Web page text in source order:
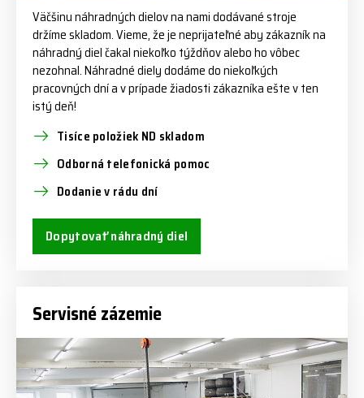
Väčšinu náhradných dielov na nami dodávané stroje
držíme skladom. Vieme, že je neprijateľné aby zákazník na
náhradný diel čakal niekoľko týždňov alebo ho vôbec
nezohnal. Náhradné diely dodáme do niekoľkých
pracovných dní a v prípade žiadosti zákazníka ešte v ten
istý deň!
Tisíce položiek ND skladom
Odborná telefonická pomoc
Dodanie v rádu dní
Dopytovať náhradný diel
Servisné zázemie